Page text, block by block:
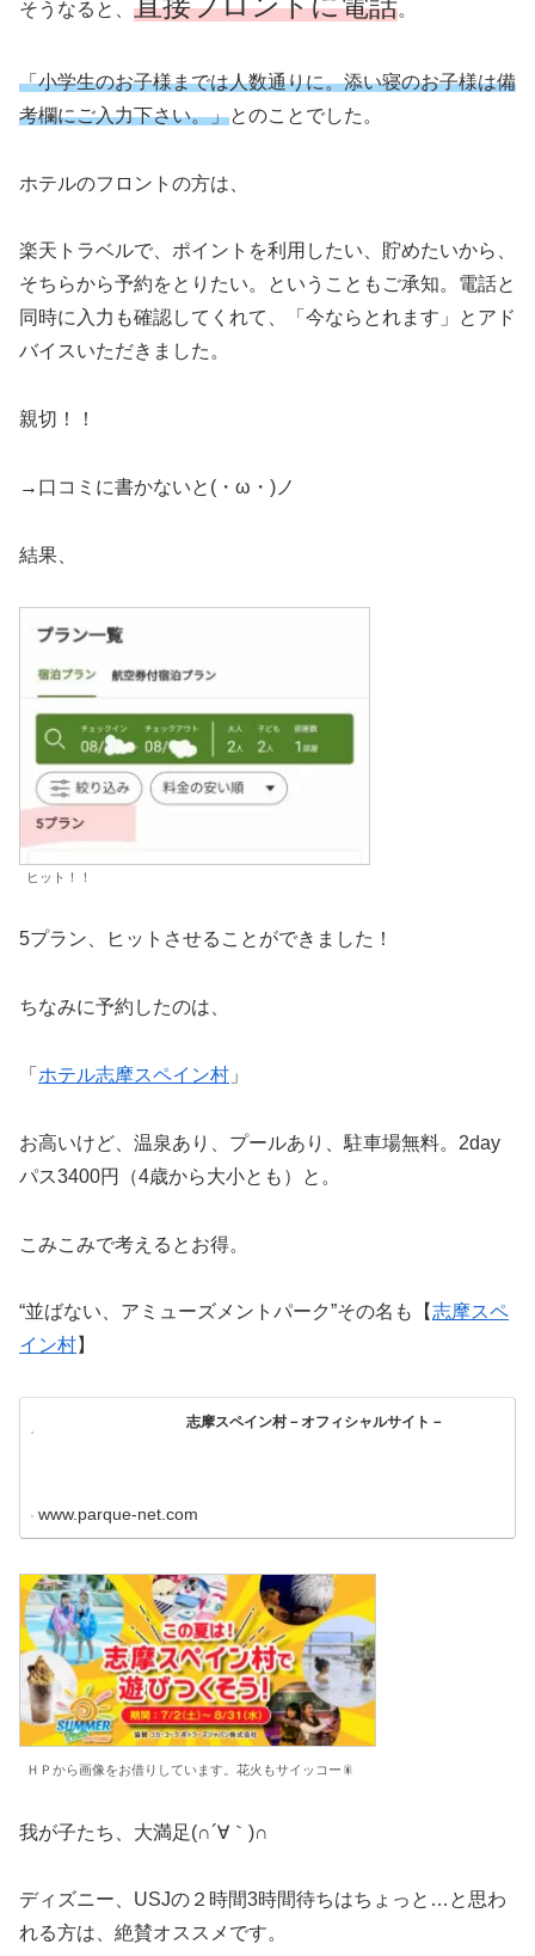
そうなると、 。
「小学生のお子様までは人数通りに。添い寝のお子様は備
考欄にご入力下さい。」とのことでした。
ホテルのフロントの方は、
楽天トラベルで、ポイントを利用したい、貯めたいから、
そちらから予約をとりたい。ということもご承知。電話と
同時に入力も確認してくれて、「今ならとれます」とアド
バイスいただきました。
親切！！
→口コミに書かないと(・ω・)ノ
結果、
ヒット！！
5プラン、ヒットさせることができました！
ちなみに予約したのは、
「 ホテル志摩スペイン村 」
お高いけど、温泉あり、プールあり、駐車場無料。2day
パス3400円（4歳から大小とも）と。
こみこみで考えるとお得。
“並ばない、アミューズメントパーク”その名も【志摩スペ
イン村】
志摩スペイン村－オフィシャルサイト－
www.parque-net.com
ＨＰから画像をお借りしています。花火もサイッコー🎇
我が子たち、大満足(∩´∀｀)∩
ディズニー、USJの２時間3時間待ちはちょっと…と思わ
れる方は、絶賛オススメです。